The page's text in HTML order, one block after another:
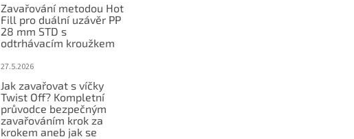
Zavařování metodou Hot
Fill pro duální uzávěr PP
28 mm STD s
odtrhávacím kroužkem
27.5.2026
Jak zavařovat s víčky
Twist Off? Kompletní
průvodce bezpečným
zavařováním krok za
krokem aneb jak se